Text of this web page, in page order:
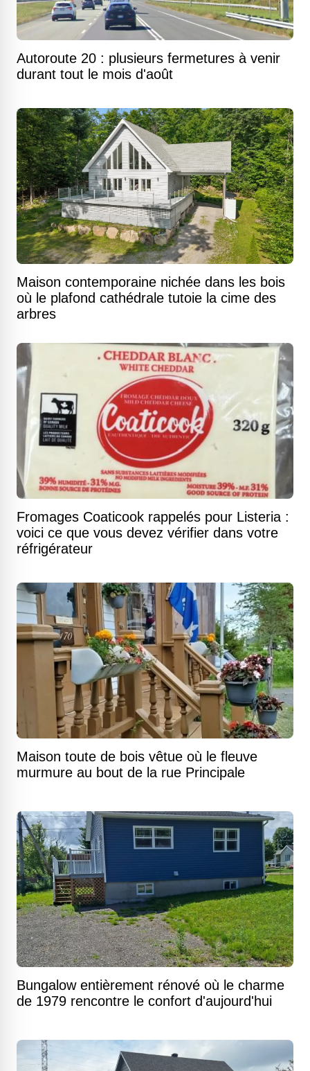
Autoroute 20 : plusieurs fermetures à venir
durant tout le mois d'août
Maison contemporaine nichée dans les bois
où le plafond cathédrale tutoie la cime des
arbres
Fromages Coaticook rappelés pour Listeria :
voici ce que vous devez vérifier dans votre
réfrigérateur
Maison toute de bois vêtue où le fleuve
murmure au bout de la rue Principale
Bungalow entièrement rénové où le charme
de 1979 rencontre le confort d'aujourd'hui